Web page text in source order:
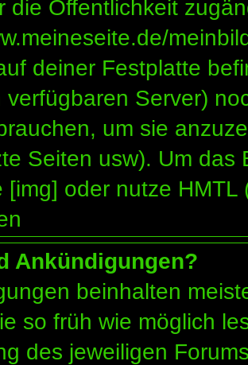
die Öffentlichkeit
deiner Festplatte
verfügbaren Server)
um sie
Seiten usw). Um
[img] oder nutze HMTL
Ankündigungen?
beinhalten
so früh wie möglich
des jeweiligen